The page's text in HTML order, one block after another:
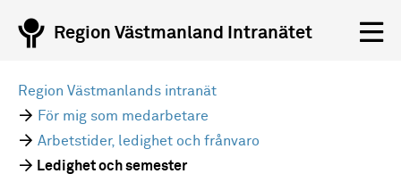
Region Västmanland Intranätet
Region Västmanlands intranät
För mig som medarbetare
Arbetstider, ledighet och frånvaro
Ledighet och semester